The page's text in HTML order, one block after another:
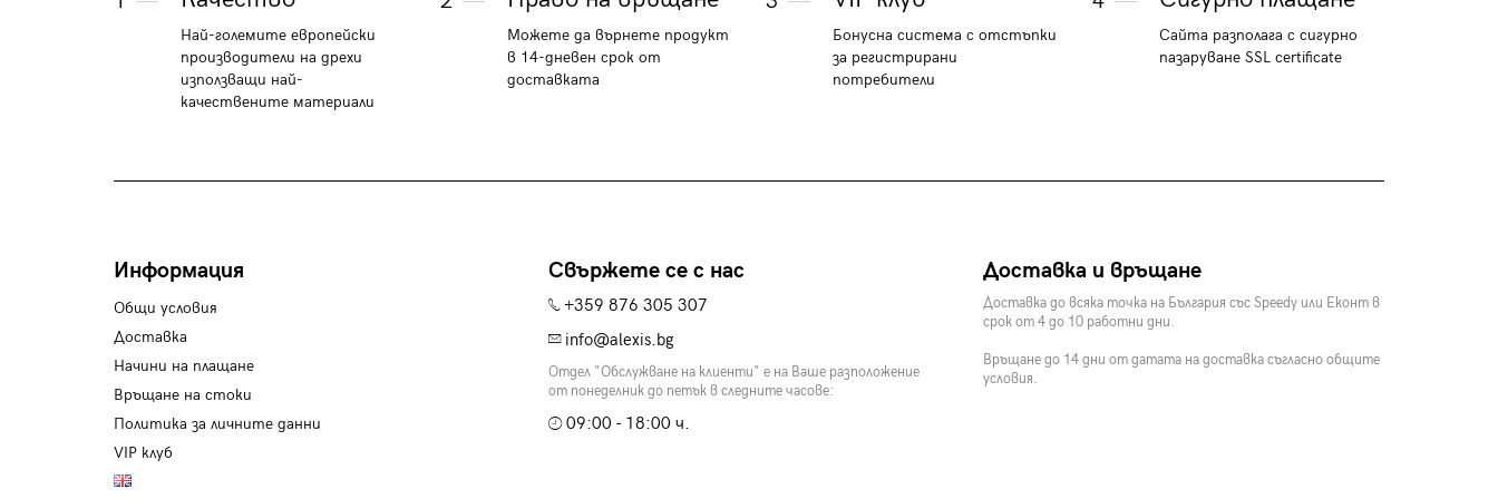
Най-големите европейски
производители на дрехи
използващи най-
качествените материали
Можете да върнете продукт
в 14-дневен срок от
доставката
Бонусна система с отстъпки
за регистрирани
потребители
Сайта разполага с сигурно
пазаруване SSL certificate
Информация
Общи условия
Доставка
Начини на плащане
Връщане на стоки
Политика за личните данни
VIP клуб
Свържете се с нас
+359 876 305 307
info@alexis.bg
Отдел "Обслужване на клиенти" е на Ваше разположение
от понеделник до петък в следните часове:
09:00 - 18:00 ч.
Доставка и връщане
Доставка до всяка точка на България със Speedy или Еконт в
срок от 4 до 10 работни дни.
Връщане до 14 дни от датата на доставка съгласно общите
условия.